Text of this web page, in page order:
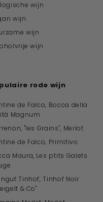
wijn
wijn
wijn
wijn
rode wijn
de Falco, Bocca della
Magnum
"les Grains", Merlot
de Falco, Primitivo
Maura, Les ptits Galets
Tinhof, Tinhof Noir
& Co"